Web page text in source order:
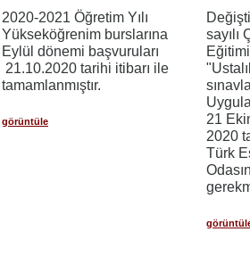
2020-2021 Öğretim Yılı
Yükseköğrenim burslarına
Eylül dönemi başvuruları
21.10.2020 tarihi itibarı ile
tamamlanmıştır.
görüntüle
sayılı
21
2020
Türk